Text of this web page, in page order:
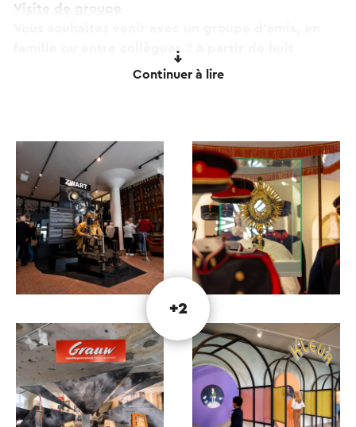
Visite de groupe
famille ou entre collègues ? A partir de huit
personnes vous pouvez réserver par téléphone ou
Le Nederlands Mijnmuseum est actif sur Facebook,
Instagram, LinkedIn, Twitter et YouTube. Suivez le
musée hollandais de la mine, apprenez-en plus sur
le passé minier et restez informé de tout ce qui se
trouve dans et autour du musée.
Inscrivez-vous également à la newsletter via le
site internet.
Ce texte a été traduit automatiquement à l'aide d'un service
de traduction en ligne.
Continuer à lire
+2